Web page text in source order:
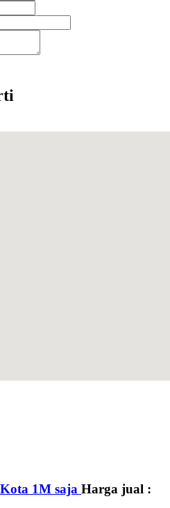
1M saja Harga jual :